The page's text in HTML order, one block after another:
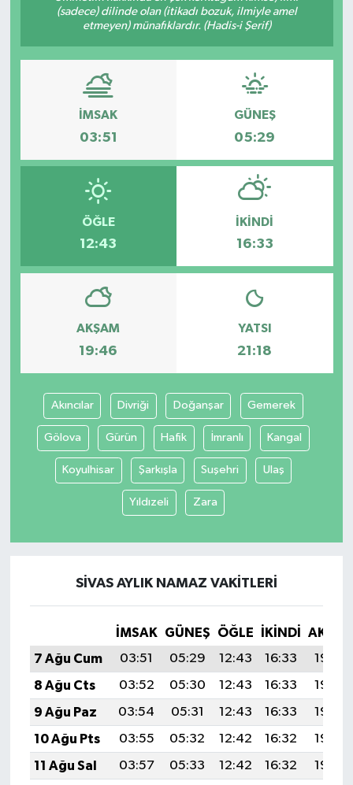
(sadece) dilinde olan (itikadı bozuk, ilmiyle amel
etmeyen) münafıklardır. (Hadis-i Şerif)
İMSAK
03:51
GÜNEŞ
05:29
ÖĞLE
12:43
İKINDI
16:33
AKŞAM
19:46
YATSI
21:18
Akıncılar Divriği Doğanşar Gemerek
Gölova Gürün Hafik İmranlı Kangal
Koyulhisar Şarkışla Suşehri Ulaş
Yıldızeli Zara
SIVAS AYLIK NAMAZ VAKITLERI
İMSAK GÜNEŞ ÖĞLE İKINDI
7 Ağu Cum
03:51 05:29 12:43 16:33
19:46
8 Ağu Cts
03:52 05:30 12:43 16:33
19:45
9 Ağu Paz
03:54 05:31 12:43 16:33
19:44
10 Ağu Pts
03:55 05:32 12:42 16:32
19:43
11 Ağu Sal
03:57 05:33 12:42 16:32
19:42